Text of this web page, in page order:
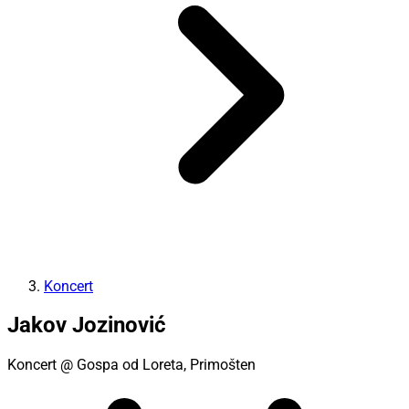
Koncert
Jakov Jozinović
Koncert @ Gospa od Loreta, Primošten